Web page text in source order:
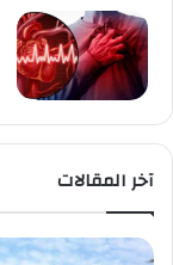
آخر المقالات